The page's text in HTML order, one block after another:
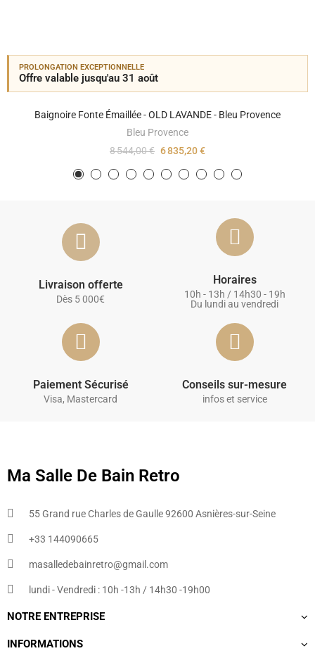
PROLONGATION EXCEPTIONNELLE
Offre valable jusqu'au 31 août
Baignoire Fonte Émaillée - OLD LAVANDE - Bleu Provence
Bleu Provence
8 544,00 € 6 835,20 €
Livraison offerte
Dès 5 000€
Horaires
10h - 13h / 14h30 - 19h
Du lundi au vendredi
Paiement Sécurisé
Visa, Mastercard
Conseils sur-mesure
infos et service
Ma Salle De Bain Retro
55 Grand rue Charles de Gaulle 92600 Asnières-sur-Seine
+33 144090665​
masalledebainretro@gmail.com
lundi - Vendredi : 10h -13h / 14h30 -19h00
NOTRE ENTREPRISE
INFORMATIONS